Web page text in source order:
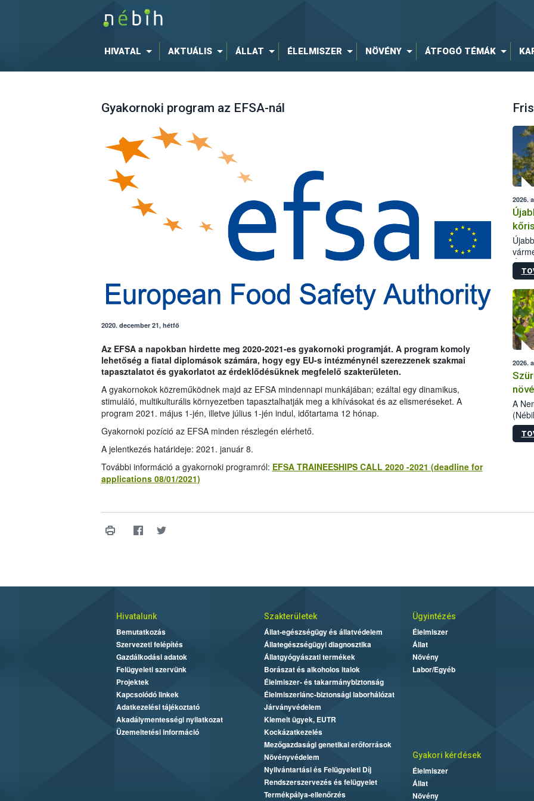
HIVATAL AKTUÁLIS ÁLLAT ÉLELMISZER NÖVÉNY ÁTFOGÓ TÉMÁK
Gyakornoki program az EFSA-nál
2020. december 21, hétfő
Az EFSA a napokban hirdette meg 2020-2021-es gyakornoki programját. A program komoly
lehetőség a fiatal diplomások számára, hogy egy EU-s intézménynél szerezzenek szakmai
tapasztalatot és gyakorlatot az érdeklődésüknek megfelelő szakterületen.
A gyakornokok közreműködnek majd az EFSA mindennapi munkájában; ezáltal egy dinamikus,
stimuláló, multikulturális környezetben tapasztalhatják meg a kihívásokat és az elismeréseket. A
program 2021. május 1-jén, illetve július 1-jén indul, időtartama 12 hónap.
Gyakornoki pozíció az EFSA minden részlegén elérhető.
A jelentkezés határideje: 2021. január 8.
További információ a gyakornoki programról: EFSA TRAINEESHIPS CALL 2020 -2021 (deadline for
applications 08/01/2021)
2026.
2026.
A
Hivatalunk
Bemutatkozás
Szervezeti felépítés
Gazdálkodási adatok
Felügyeleti szervünk
Projektek
Kapcsolódó linkek
Adatkezelési tájékoztató
Akadálymentességi nyilatkozat
Üzemeltetési információ
Szakterületek
Állat-egészségügy és állatvédelem
Állategészségügyi diagnosztika
Állatgyógyászati termékek
Borászat és alkoholos italok
Élelmiszer- és takarmánybiztonság
Élelmiszerlánc-biztonsági laborhálózat
Járványvédelem
Kiemelt ügyek, EUTR
Kockázatkezelés
Mezőgazdasági genetikai erőforrások
Növényvédelem
Nyilvántartási és Felügyeleti Díj
Rendszerszervezés és felügyelet
Termékpálya-ellenőrzés
Ügyintézés
Élelmiszer
Állat
Növény
Labor/Egyéb
Gyakori kérdések
Élelmiszer
Állat
Növény